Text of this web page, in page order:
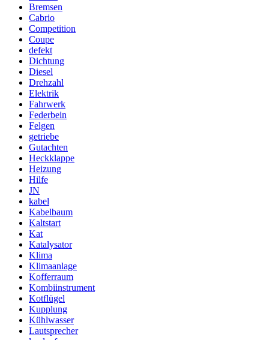
Bremsen
Cabrio
Competition
Coupe
defekt
Dichtung
Diesel
Drehzahl
Elektrik
Fahrwerk
Federbein
Felgen
getriebe
Gutachten
Heckklappe
Heizung
Hilfe
JN
kabel
Kabelbaum
Kaltstart
Kat
Katalysator
Klima
Klimaanlage
Kofferraum
Kombiinstrument
Kotflügel
Kupplung
Kühlwasser
Lautsprecher